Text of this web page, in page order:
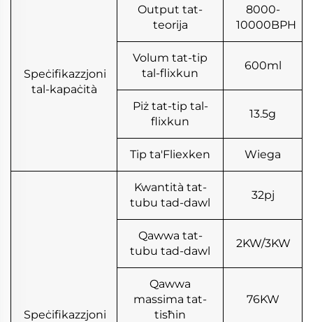
Speċifikazzjoni
tal-kapaċità
Output tat-
teorija
8000-
10000BPH
Volum tat-tip
tal-flixkun
600ml
Piż tat-tip tal-
flixkun
13.5g
Tip ta'Fliexken Wiega
Speċifikazzjoni
Kwantità tat-
tubu tad-dawl
32pj
Qawwa tat-
tubu tad-dawl
2KW/3KW
Qawwa
massima tat-
tisħin
76KW